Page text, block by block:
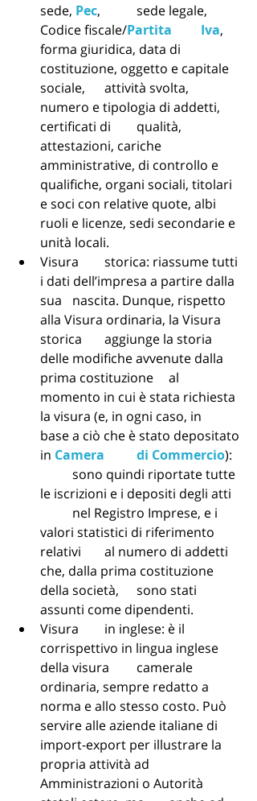
sede, Pec, 	sede legale,
Codice fiscale/
Partita 	Iva,
forma giuridica, data di
costituzione, oggetto e capitale
sociale, 	attività svolta,
numero e tipologia di addetti,
certificati di 	qualità,
attestazioni, cariche
amministrative, di controllo e
qualifiche, organi sociali, titolari
e soci con relative quote, albi
ruoli e licenze, sedi secondarie e
unità locali.
Visura 	storica: riassume tutti
i dati dell’impresa a partire dalla
sua 	nascita. Dunque, rispetto
alla Visura ordinaria, la Visura
storica 	aggiunge la storia
delle modifiche avvenute dalla
prima costituzione 	al
momento in cui è stata richiesta
la visura (e, in ogni caso, in
base a ciò che è stato depositato
in
Camera 	di Commercio):
le iscrizioni e i depositi degli atti
valori statistici di riferimento
relativi 	al numero di addetti
che, dalla prima costituzione
della società, 	sono stati
assunti come dipendenti.
Visura 	in inglese: è il
corrispettivo in lingua inglese
della visura 	camerale
ordinaria, sempre redatto a
norma e allo stesso costo. Può
servire alle aziende italiane di
import-export per illustrare la
propria attività ad
Amministrazioni o Autorità